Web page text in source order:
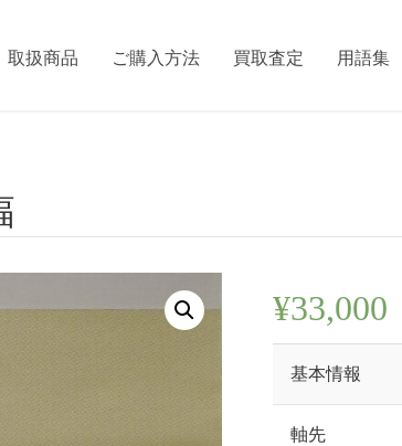
取扱商品 ご購入方法 買取査定 用語集
¥33,000
基本情報
軸先